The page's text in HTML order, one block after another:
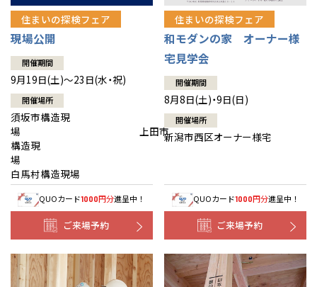
住まいの探検フェア
現場公開
開催期間
9月19日(土)～23日(水・祝)
開催場所
須坂市構造現
場 上田市
構造現
場
白馬村構造現場
QUOカード1000円分進呈中！
ご来場予約
住まいの探検フェア
和モダンの家 オーナー様
宅見学会
開催期間
8月8日(土)・9日(日)
開催場所
新潟市西区オーナー様宅
QUOカード1000円分進呈中！
ご来場予約